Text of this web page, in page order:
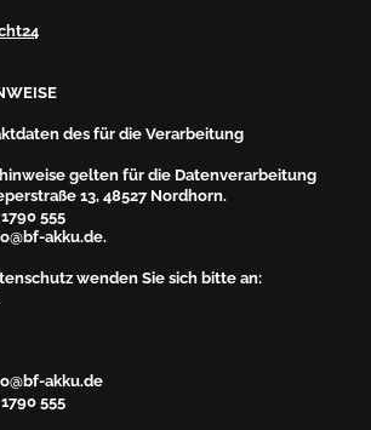
des für die Verarbeitung
gelten für die Datenverarbeitung
13, 48527 Nordhorn.
555
akku.de.
wenden Sie sich bitte an:
akku.de
555